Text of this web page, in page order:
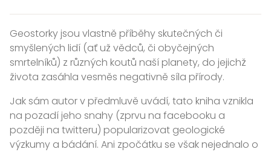
Geostorky jsou vlastně příběhy skutečných či
smyšlených lidí (ať už vědců, či obyčejných
smrtelníků) z různých koutů naší planety, do jejichž
života zasáhla vesměs negativně síla přírody.
Jak sám autor v předmluvě uvádí, tato kniha vznikla
na pozadí jeho snahy (zprvu na facebooku a
později na twitteru) popularizovat geologické
výzkumy a bádání. Ani zpočátku se však nejednalo o